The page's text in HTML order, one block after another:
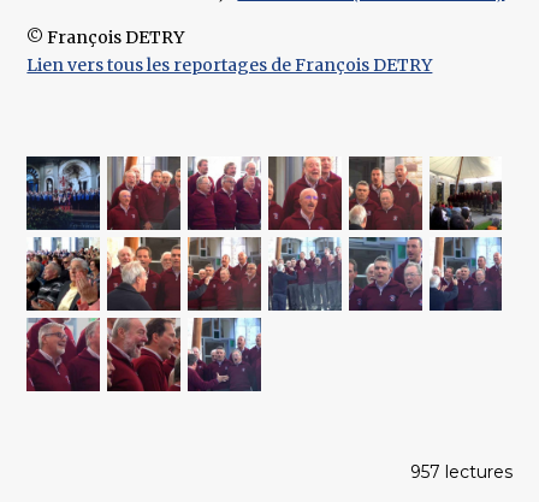
© François DETRY
Lien vers tous les reportages de François DETRY
957 lectures